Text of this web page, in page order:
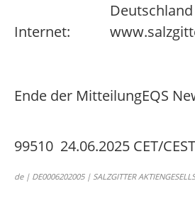
Deutschland
Internet:
Ende der MitteilungEQS
99510 24.06.2025 CET/CEST
de | DE0006202005 | SALZGITTER